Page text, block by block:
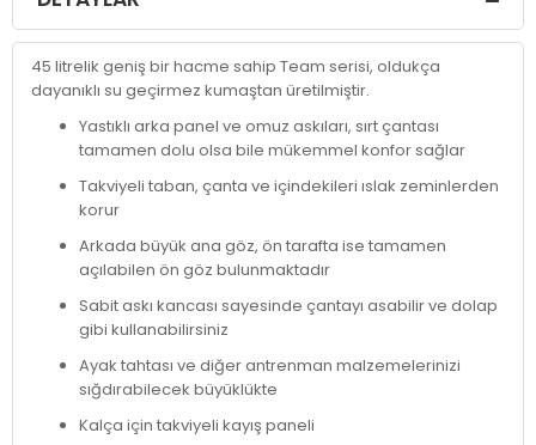
45 litrelik geniş bir hacme sahip Team serisi, oldukça
dayanıklı su geçirmez kumaştan üretilmiştir.
Yastıklı arka panel ve omuz askıları, sırt çantası
tamamen dolu olsa bile mükemmel konfor sağlar
Takviyeli taban, çanta ve içindekileri ıslak zeminlerden
korur
Arkada büyük ana göz, ön tarafta ise tamamen
açılabilen ön göz bulunmaktadır
Sabit askı kancası sayesinde çantayı asabilir ve dolap
gibi kullanabilirsiniz
Ayak tahtası ve diğer antrenman malzemelerinizi
sığdırabilecek büyüklükte
Kalça için takviyeli kayış paneli